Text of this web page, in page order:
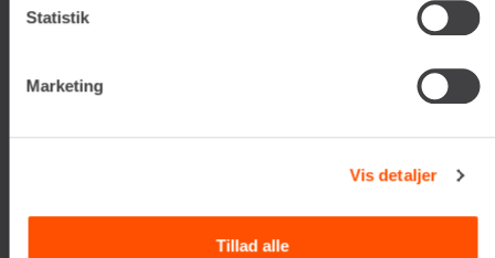
Statistik
Marketing
Vis detaljer
Tillad alle
Tlf. +45 70206242
KONTAKT OS
Få de seneste nyheder, invitationer, tips og tricks m.m.